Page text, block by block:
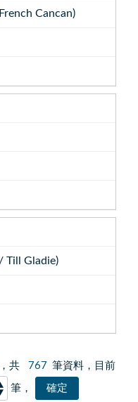
Cancan)
Till Gladie)
共 767 筆資料，目前
筆，